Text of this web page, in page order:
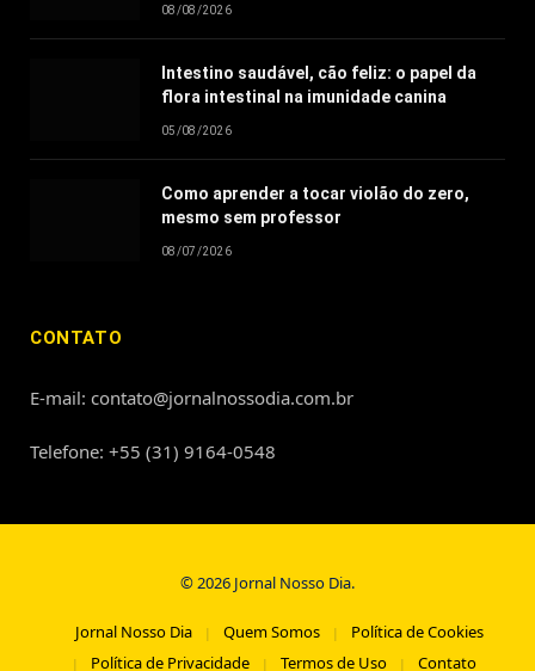
08/08/2026
Intestino saudável, cão feliz: o papel da
flora intestinal na imunidade canina
05/08/2026
Como aprender a tocar violão do zero,
mesmo sem professor
08/07/2026
CONTATO
E-mail: contato@jornalnossodia.com.br
Telefone: +55 (31) 9164-0548
© 2026 Jornal Nosso Dia.
Jornal Nosso Dia Quem Somos
Política de Cookies
Política de Privacidade
Termos de Uso Contato